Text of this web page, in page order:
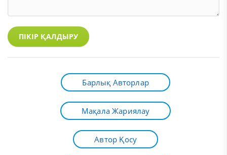
ПІКІР ҚАЛДЫРУ
Барлық Авторлар
Мақала Жариялау
Автор Қосу